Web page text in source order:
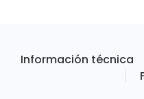
Información técnica